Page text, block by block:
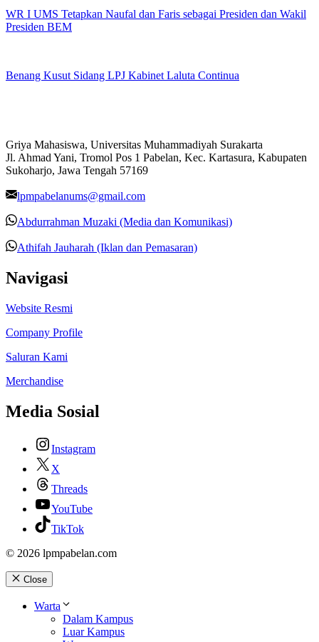
WR I UMS Tetapkan Naufal dan Faris sebagai Presiden dan Wakil
Presiden BEM
Benang Kusut Sidang LPJ Kabinet Laluta Continua
Griya Mahasiswa, Universitas Muhammadiyah Surakarta
Jl. Ahmad Yani, Tromol Pos 1 Pabelan, Kec. Kartasura, Kabupaten
Sukoharjo, Jawa Tengah 57169
lpmpabelanums@gmail.com
Abdurrahman Muzaki (Media dan Komunikasi)
Athifah Jauharah (Iklan dan Pemasaran)
Navigasi
Website Resmi
Company Profile
Saluran Kami
Merchandise
Media Sosial
Instagram
X
Threads
YouTube
TikTok
© 2026 lpmpabelan.com
Close
Warta
Dalam Kampus
Luar Kampus